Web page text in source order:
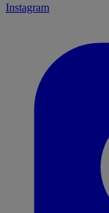
Instagram